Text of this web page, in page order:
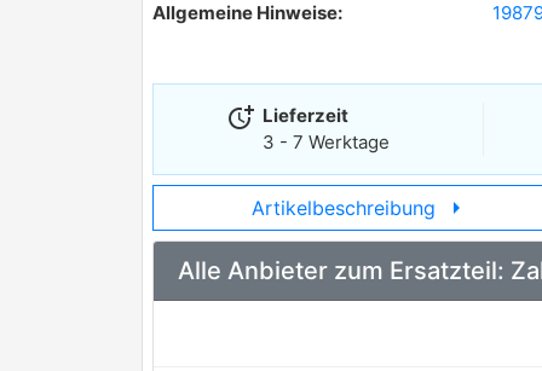
Allgemeine Hinweise:
more_time Lieferzeit
3 - 7 Werktage
Artikelbeschreibung arrow_right
Alle Anbieter zum Ersatzteil: